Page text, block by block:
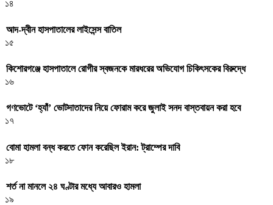
১৪
আদ-দ্বীন হাসপাতালের লাইসেন্স বাতিল
১৫
কিশোরগঞ্জে হাসপাতালে রোগীর স্বজনকে মারধরের অভিযোগ চিকিৎসকের বিরুদ্ধে
১৬
গণভোটে ‘হ্যাঁ’ ভোটদাতাদের নিয়ে ফোরাম করে জুলাই সনদ বাস্তবায়ন করা হবে
১৭
বোমা হামলা বন্ধ করতে ফোন করেছিল ইরান: ট্রাম্পের দাবি
১৮
শর্ত না মানলে ২৪ ঘণ্টার মধ্যে আবারও হামলা
১৯